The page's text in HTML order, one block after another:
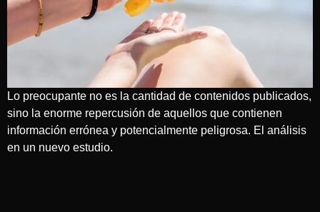
Lo preocupante no es la cantidad de contenidos publicados,
sino la enorme repercusión de aquellos que contienen
información errónea y potencialmente peligrosa. El análisis
en un nuevo estudio.